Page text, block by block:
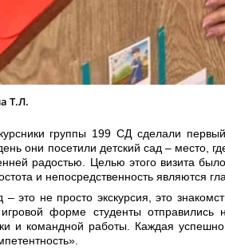
Т.Л.
группы 199 СД сделали
они посетили детский сад – место,
радостью. Целью этого визита
и непосредственность являются
– это не просто экскурсия, это
форме студенты отправились
и командной работы. Каждая